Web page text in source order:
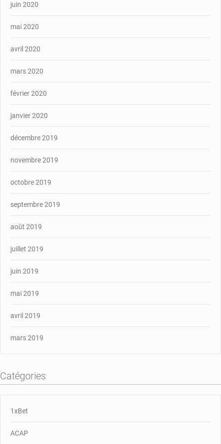
juin 2020
mai 2020
avril 2020
mars 2020
février 2020
janvier 2020
décembre 2019
novembre 2019
octobre 2019
septembre 2019
août 2019
juillet 2019
juin 2019
mai 2019
avril 2019
mars 2019
Catégories
1xBet
ACAP